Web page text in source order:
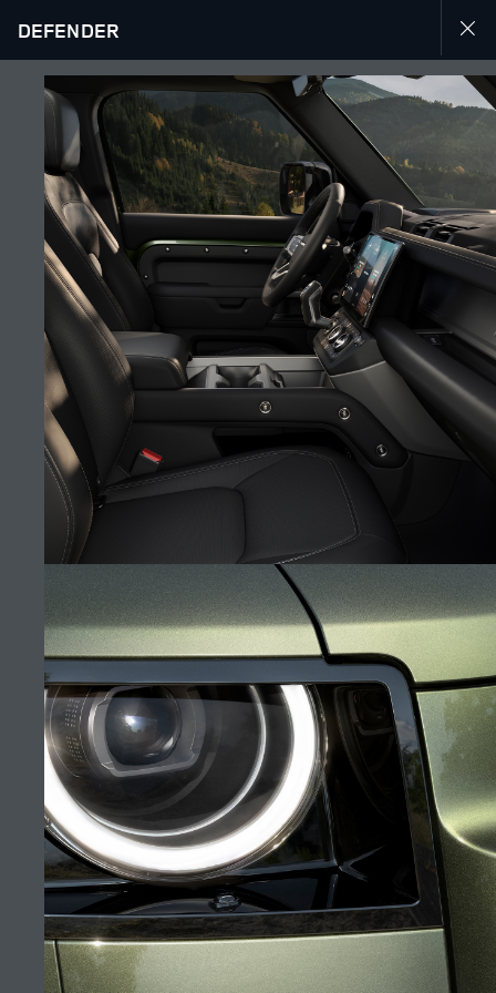
KƏŞF EDİN DEFENDER 110
QALEREYA
DEFENDER
İNTERYER
(5)
MÜZAKİRƏYƏ QOŞULUN
Bazar
AZƏRBAYCAN
AZƏRBAYCAN
Rəsmi Satış Mərkəzi
AUTOLUX
RƏSMI SATIŞ MƏRKƏZI TAP
KARYERA
ŞƏRT VƏ MÜDDƏALAR
BİZİMLƏ ƏLAQƏ
GİZLİLİK SİYASƏTİ
KUKİLƏR SİYASƏTİ
SAYTIN XƏRİTƏSİ
JAGUAR LAND ROVER KORPORATİV